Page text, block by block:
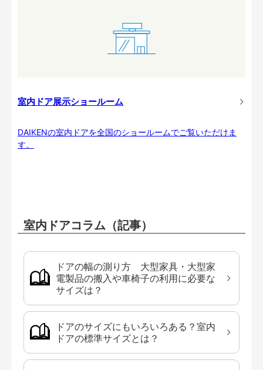
室内ドア展示ショールーム
DAIKENの室内ドアを全国のショールームでご覧いただけま
す。
室内ドアコラム（記事）
ドアの幅の測り方 大型家具・大型家
電製品の搬入や車椅子の利用に必要な
サイズは？
ドアのサイズにもいろいろある？室内
ドアの標準サイズとは？